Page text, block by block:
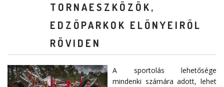
TORNAESZKÖZÖK,
EDZŐPARKOK ELŐNYEIRŐL
RÖVIDEN
A sportolás lehetősége
mindenki számára adott, lehet